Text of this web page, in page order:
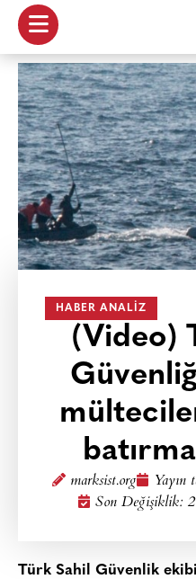
HABER ANALIZ
(Video)
marksist.org Yayın
Son Değişiklik:
Türk Sahil Güvenlik